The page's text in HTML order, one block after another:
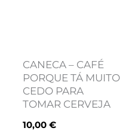
CANECA – CAFÉ
PORQUE TÁ MUITO
CEDO PARA
TOMAR CERVEJA
10,00 €